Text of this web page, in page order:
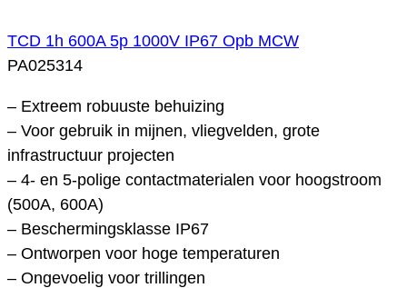
TCD 1h 600A 5p 1000V IP67 Opb MCW
PA025314
– Extreem robuuste behuizing
– Voor gebruik in mijnen, vliegvelden, grote
infrastructuur projecten
– 4- en 5-polige contactmaterialen voor hoogstroom
(500A, 600A)
– Beschermingsklasse IP67
– Ontworpen voor hoge temperaturen
– Ongevoelig voor trillingen